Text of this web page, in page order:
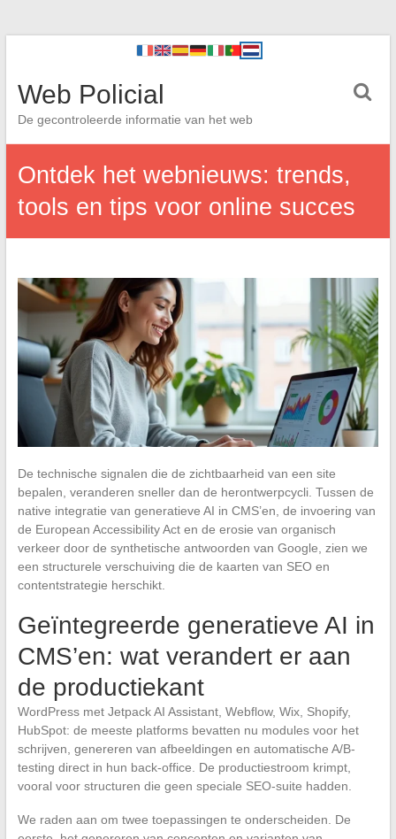
Web Policial
De gecontroleerde informatie van het web
Ontdek het webnieuws: trends,
tools en tips voor online succes
De technische signalen die de zichtbaarheid van een site
bepalen, veranderen sneller dan de herontwerpcycli. Tussen de
native integratie van generatieve AI in CMS’en, de invoering van
de European Accessibility Act en de erosie van organisch
verkeer door de synthetische antwoorden van Google, zien we
een structurele verschuiving die de kaarten van SEO en
contentstrategie herschikt.
Geïntegreerde generatieve AI in
CMS’en: wat verandert er aan
de productiekant
WordPress met Jetpack AI Assistant, Webflow, Wix, Shopify,
HubSpot: de meeste platforms bevatten nu modules voor het
schrijven, genereren van afbeeldingen en automatische A/B-
testing direct in hun back-office. De productiestroom krimpt,
vooral voor structuren die geen speciale SEO-suite hadden.
We raden aan om twee toepassingen te onderscheiden. De